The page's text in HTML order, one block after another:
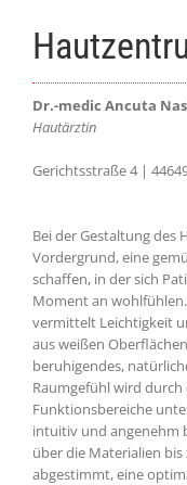
Dr.-medic Ancuta
Hautärztin
Gerichtsstraße 4 |
Bei der Gestaltung des
Vordergrund, eine
schaffen, in der sich
Moment an
vermittelt Leichtigkeit
aus weißen
beruhigendes,
Raumgefühl wird
Funktionsbereiche
intuitiv und angenehm
über die Materialien
abgestimmt, eine